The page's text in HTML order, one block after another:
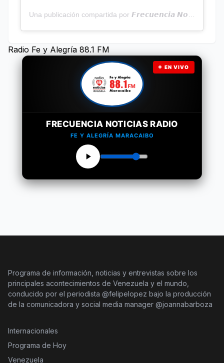
Radio Fe y Alegría 88.1 FM
EN VIVO
FRECUENCIA NOTICIAS RADIO
FE Y ALEGRÍA MARACAIBO
Programa de información, noticias y entrevistas sobre los
principales acontecimientos de Venezuela y el mundo,
conducido por el periodista @felipelopez bajo la producción
de la comunicadora y social media manager @joannabarboza
Internacionales
Programa de Hoy
Venezuela